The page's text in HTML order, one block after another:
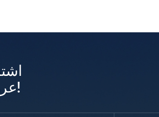
عروض وتحديثات حصرية!